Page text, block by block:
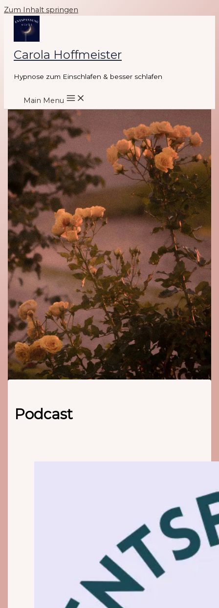
Zum Inhalt springen
Carola Hoffmeister
Hypnose zum Einschlafen & besser schlafen
Main Menu
Podcast